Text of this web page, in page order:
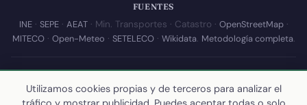
FUENTES
INE· SEPE· AEAT· Min. Transportes · Catastro · OpenStreetMap·
MITECO· Open-Meteo · SETELECO· Wikidata. Metodología completa.
© 2026 Callejear.com — Directorio municipal de España con datos
abiertos. Desarrollado y mantenido porYoel Castaño.
Utilizamos cookies propias y de terceros para analizar el